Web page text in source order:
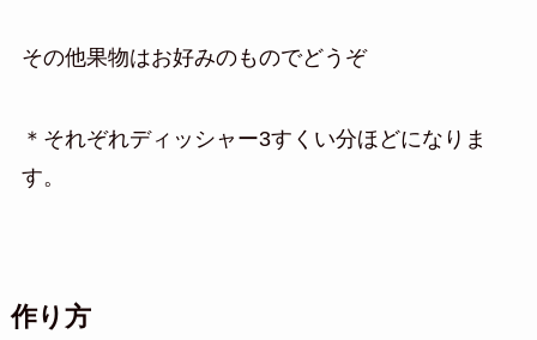
その他果物はお好みのものでどうぞ
＊それぞれディッシャー3すくい分ほどになりま
す。
作り方